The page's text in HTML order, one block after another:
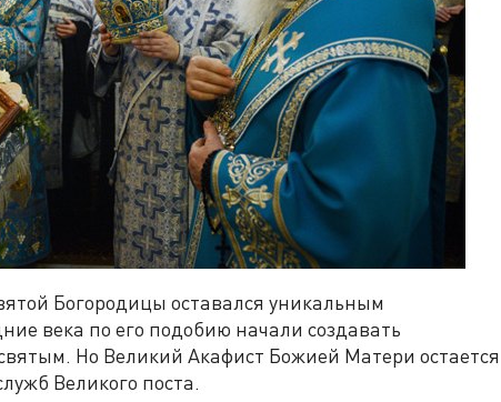
Богородицы оставался уникальным
века по его подобию начали создавать
Но Великий Акафист Божией Матери остается
Великого поста.